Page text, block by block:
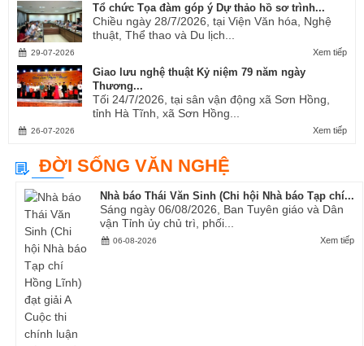
Tổ chức Tọa đàm góp ý Dự thảo hồ sơ trình...
Chiều ngày 28/7/2026, tại Viện Văn hóa, Nghệ
thuật, Thể thao và Du lịch...
Xem tiếp
29-07-2026
Giao lưu nghệ thuật Kỷ niệm 79 năm ngày
Thương...
Tối 24/7/2026, tại sân vận động xã Sơn Hồng,
tỉnh Hà Tĩnh, xã Sơn Hồng...
Xem tiếp
26-07-2026
ĐỜI SỐNG VĂN NGHỆ
Nhà báo Thái Văn Sinh (Chi hội Nhà báo Tạp chí...
Sáng ngày 06/08/2026, Ban Tuyên giáo và Dân
vận Tỉnh ủy chủ trì, phối...
Xem tiếp
06-08-2026